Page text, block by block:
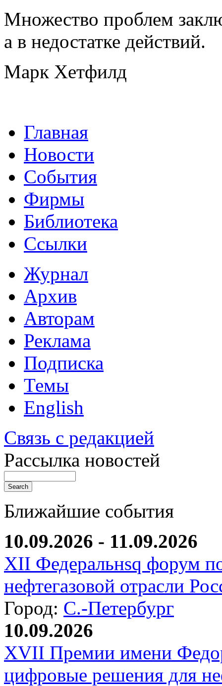
Множество проблем
а в недостатке действий.
Марк Хетфилд
Главная
Новости
События
Фирмы
Библиотека
Ссылки
Журнал
Архив
Авторам
Реклама
Подписка
Темы
English
Связь с редакцией
Рассылка новостей
Ближайшие события
10.09.2026 - 11.09.2026
XII Федеральнsq форум
нефтегазовой отрасли
Город: С.-Петербург
10.09.2026
XVII Премии имени
цифровые решения для